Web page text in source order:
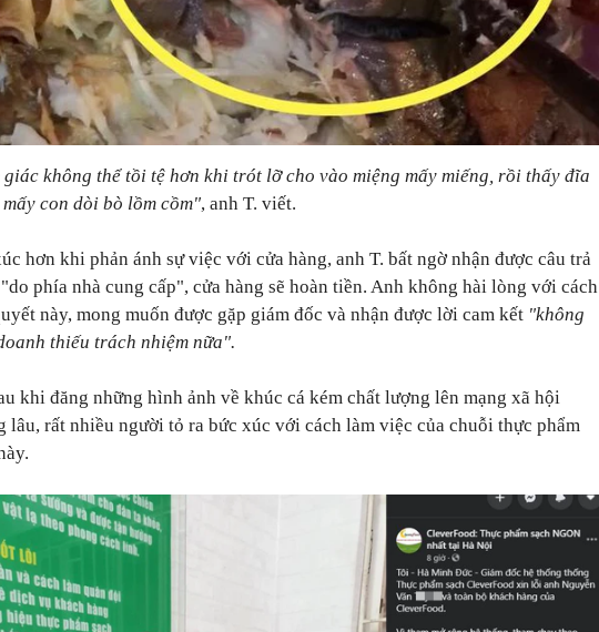
giác không thể tồi tệ hơn khi trót lỡ cho vào miệng mấy miếng, rồi thấy đĩa
con dòi bò lồm cồm", anh T. viết.
hơn khi phản ánh sự việc với cửa hàng, anh T. bất ngờ nhận được câu trả
phía nhà cung cấp", cửa hàng sẽ hoàn tiền. Anh không hài lòng với cách
này, mong muốn được gặp giám đốc và nhận được lời cam kết "không
thiếu trách nhiệm nữa".
khi đăng những hình ảnh về khúc cá kém chất lượng lên mạng xã hội
lâu, rất nhiều người tỏ ra bức xúc với cách làm việc của chuỗi thực phẩm